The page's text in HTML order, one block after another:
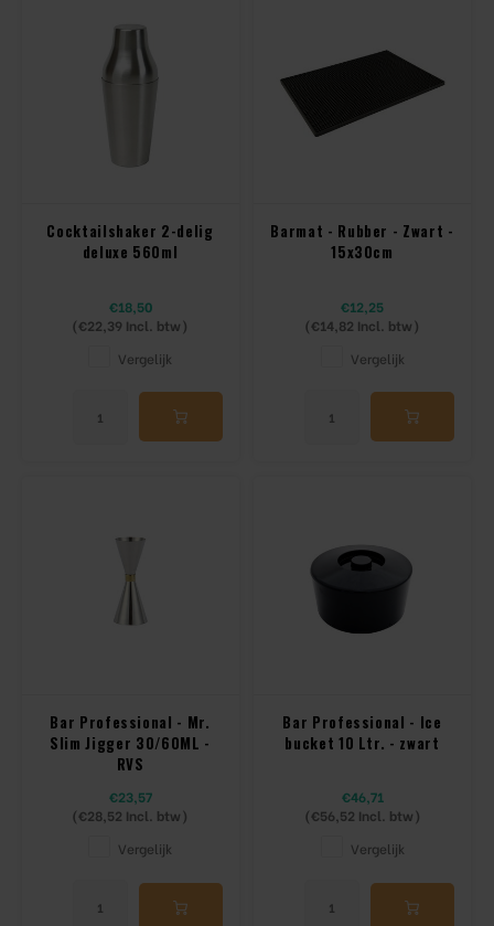
Cocktailshaker 2-delig
deluxe 560ml
€18,50
(€22,39 Incl. btw)
Vergelijk
Barmat - Rubber - Zwart -
15x30cm
€12,25
(€14,82 Incl. btw)
Vergelijk
Bar Professional - Mr.
Slim Jigger 30/60ML -
RVS
€23,57
(€28,52 Incl. btw)
Vergelijk
Bar Professional - Ice
bucket 10 Ltr. - zwart
€46,71
(€56,52 Incl. btw)
Vergelijk